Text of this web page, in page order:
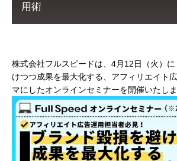
用術
株式会社フルスピードは、4月12日（火）
けつつ成果を最大化する、アフィリエイト
マにしたオンラインセミナーを開催いたしま